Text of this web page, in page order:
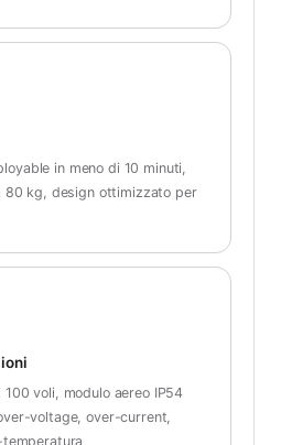
in meno di 10 minuti,
80 kg, design ottimizzato per
voli, modulo aereo IP54
voltage, over-current,